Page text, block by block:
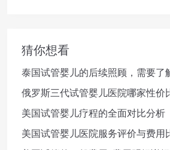
猜你想看
泰国试管婴儿的后续照顾，需要了
俄罗斯三代试管婴儿医院哪家性价
美国试管婴儿疗程的全面对比分析
美国试管婴儿医院服务评价与费用